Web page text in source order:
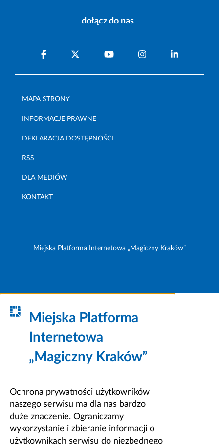
dołącz do nas
MAPA STRONY
INFORMACJE PRAWNE
DEKLARACJA DOSTĘPNOŚCI
RSS
DLA MEDIÓW
KONTAKT
Miejska Platforma Internetowa „Magiczny Kraków”
Miejska Platforma
Internetowa
„Magiczny Kraków”
Ochrona prywatności użytkowników
naszego serwisu ma dla nas bardzo
duże znaczenie. Ograniczamy
wykorzystanie i zbieranie informacji o
użytkownikach serwisu do niezbędnego